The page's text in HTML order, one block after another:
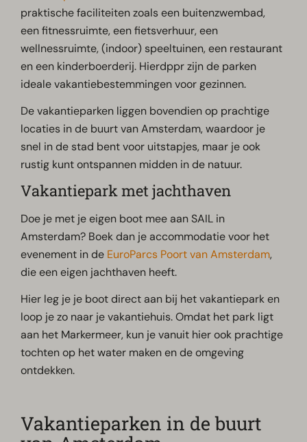
praktische faciliteiten zoals een buitenzwembad,
een fitnessruimte, een fietsverhuur, een
wellnessruimte, (indoor) speeltuinen, een restaurant
en een kinderboerderij. Hierdppr zijn de parken
ideale vakantiebestemmingen voor gezinnen.
De vakantieparken liggen bovendien op prachtige
locaties in de buurt van Amsterdam, waardoor je
snel in de stad bent voor uitstapjes, maar je ook
rustig kunt ontspannen midden in de natuur.
Vakantiepark met jachthaven
Doe je met je eigen boot mee aan SAIL in
Amsterdam? Boek dan je accommodatie voor het
evenement in de EuroParcs Poort van Amsterdam,
die een eigen jachthaven heeft.
Hier leg je je boot direct aan bij het vakantiepark en
loop je zo naar je vakantiehuis. Omdat het park ligt
aan het Markermeer, kun je vanuit hier ook prachtige
tochten op het water maken en de omgeving
ontdekken.
Vakantieparken in de buurt